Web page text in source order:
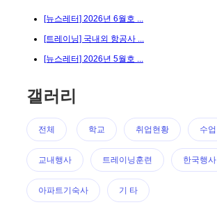
[뉴스레터] 2026년 6월호 ...
[트레이닝] 국내외 항공사 ...
[뉴스레터] 2026년 5월호 ...
갤러리
전체 학교 취업현황 수업
교내행사 트레이닝훈련 한국행사
아파트기숙사 기 타